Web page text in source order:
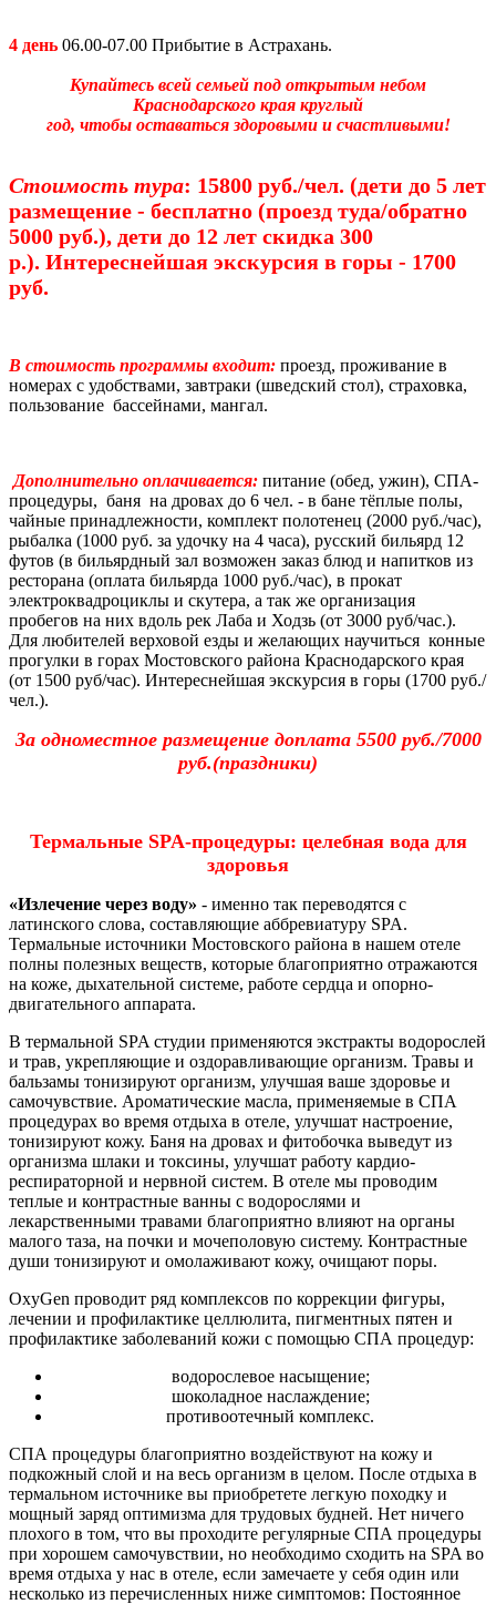
4 день 06.00-07.00 Прибытие в Астрахань.
Купайтесь всей семьей под открытым небом
Краснодарского края круглый
год, чтобы оставаться здоровыми и счастливыми!
Стоимость тура: 15800 руб./чел. (дети до 5 лет
размещение - бесплатно (проезд туда/обратно
5000 руб.), дети до 12 лет скидка 300
р.). Интереснейшая экскурсия в горы - 1700
руб.
В стоимость программы входит: проезд, проживание в
номерах с удобствами, завтраки (шведский стол), страховка,
пользование бассейнами, мангал.
Дополнительно оплачивается: питание (обед, ужин), СПА-
процедуры, баня на дровах до 6 чел. - в бане тёплые полы,
чайные принадлежности, комплект полотенец (2000 руб./час),
рыбалка (1000 руб. за удочку на 4 часа), русский бильярд 12
футов (в бильярдный зал возможен заказ блюд и напитков из
ресторана (оплата бильярда 1000 руб./час), в прокат
электроквадроциклы и скутера, а так же организация
пробегов на них вдоль рек Лаба и Ходзь (от 3000 руб/час.).
Для любителей верховой езды и желающих научиться конные
прогулки в горах Мостовского района Краснодарского края
(от 1500 руб/час). Интереснейшая экскурсия в горы (1700 руб./
чел.).
За одноместное размещение доплата 5500 руб./7000
руб.(праздники)
Термальные SPA-процедуры: целебная вода для
здоровья
«Излечение через воду» - именно так переводятся с
латинского слова, составляющие аббревиатуру SPA.
Термальные источники Мостовского района в нашем отеле
полны полезных веществ, которые благоприятно отражаются
на коже, дыхательной системе, работе сердца и опорно-
двигательного аппарата.
В термальной SPA студии применяются экстракты водорослей
и трав, укрепляющие и оздоравливающие организм. Травы и
бальзамы тонизируют организм, улучшая ваше здоровье и
самочувствие. Ароматические масла, применяемые в СПА
процедурах во время отдыха в отеле, улучшат настроение,
тонизируют кожу. Баня на дровах и фитобочка выведут из
организма шлаки и токсины, улучшат работу кардио-
респираторной и нервной систем. В отеле мы проводим
теплые и контрастные ванны с водорослями и
лекарственными травами благоприятно влияют на органы
малого таза, на почки и мочеполовую систему. Контрастные
души тонизируют и омолаживают кожу, очищают поры.
OxyGen проводит ряд комплексов по коррекции фигуры,
лечении и профилактике целлюлита, пигментных пятен и
профилактике заболеваний кожи с помощью СПА процедур:
водорослевое насыщение;
шоколадное наслаждение;
противоотечный комплекс.
СПА процедуры благоприятно воздействуют на кожу и
подкожный слой и на весь организм в целом. После отдыха в
термальном источнике вы приобретете легкую походку и
мощный заряд оптимизма для трудовых будней. Нет ничего
плохого в том, что вы проходите регулярные СПА процедуры
при хорошем самочувствии, но необходимо сходить на SPA во
время отдыха у нас в отеле, если замечаете у себя один или
несколько из перечисленных ниже симптомов: Постоянное